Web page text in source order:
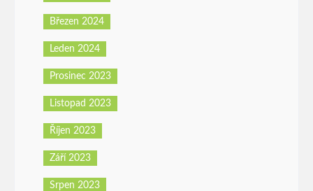
Březen 2024
Leden 2024
Prosinec 2023
Listopad 2023
Říjen 2023
Září 2023
Srpen 2023